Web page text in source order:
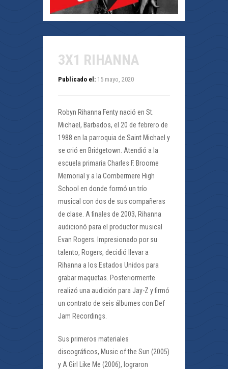
3X1 RIHANNA
Publicado el: 15 mayo, 2020
Robyn Rihanna Fenty nació en St.
Michael, Barbados, el 20 de febrero de
1988 en la parroquia de Saint Michael y
se crió en Bridgetown. Atendió a la
escuela primaria Charles F. Broome
Memorial y a la Combermere High
School en donde formó un trío
musical con dos de sus compañeras
de clase. A finales de 2003, Rihanna
audicionó para el productor musical
Evan Rogers. Impresionado por su
talento, Rogers, decidió llevar a
Rihanna a los Estados Unidos para
grabar maquetas. Posteriormente
realizó una audición para Jay-Z y firmó
un contrato de seis álbumes con Def
Jam Recordings.
Sus primeros materiales
discográficos, Music of the Sun (2005)
y A Girl Like Me (2006), lograron